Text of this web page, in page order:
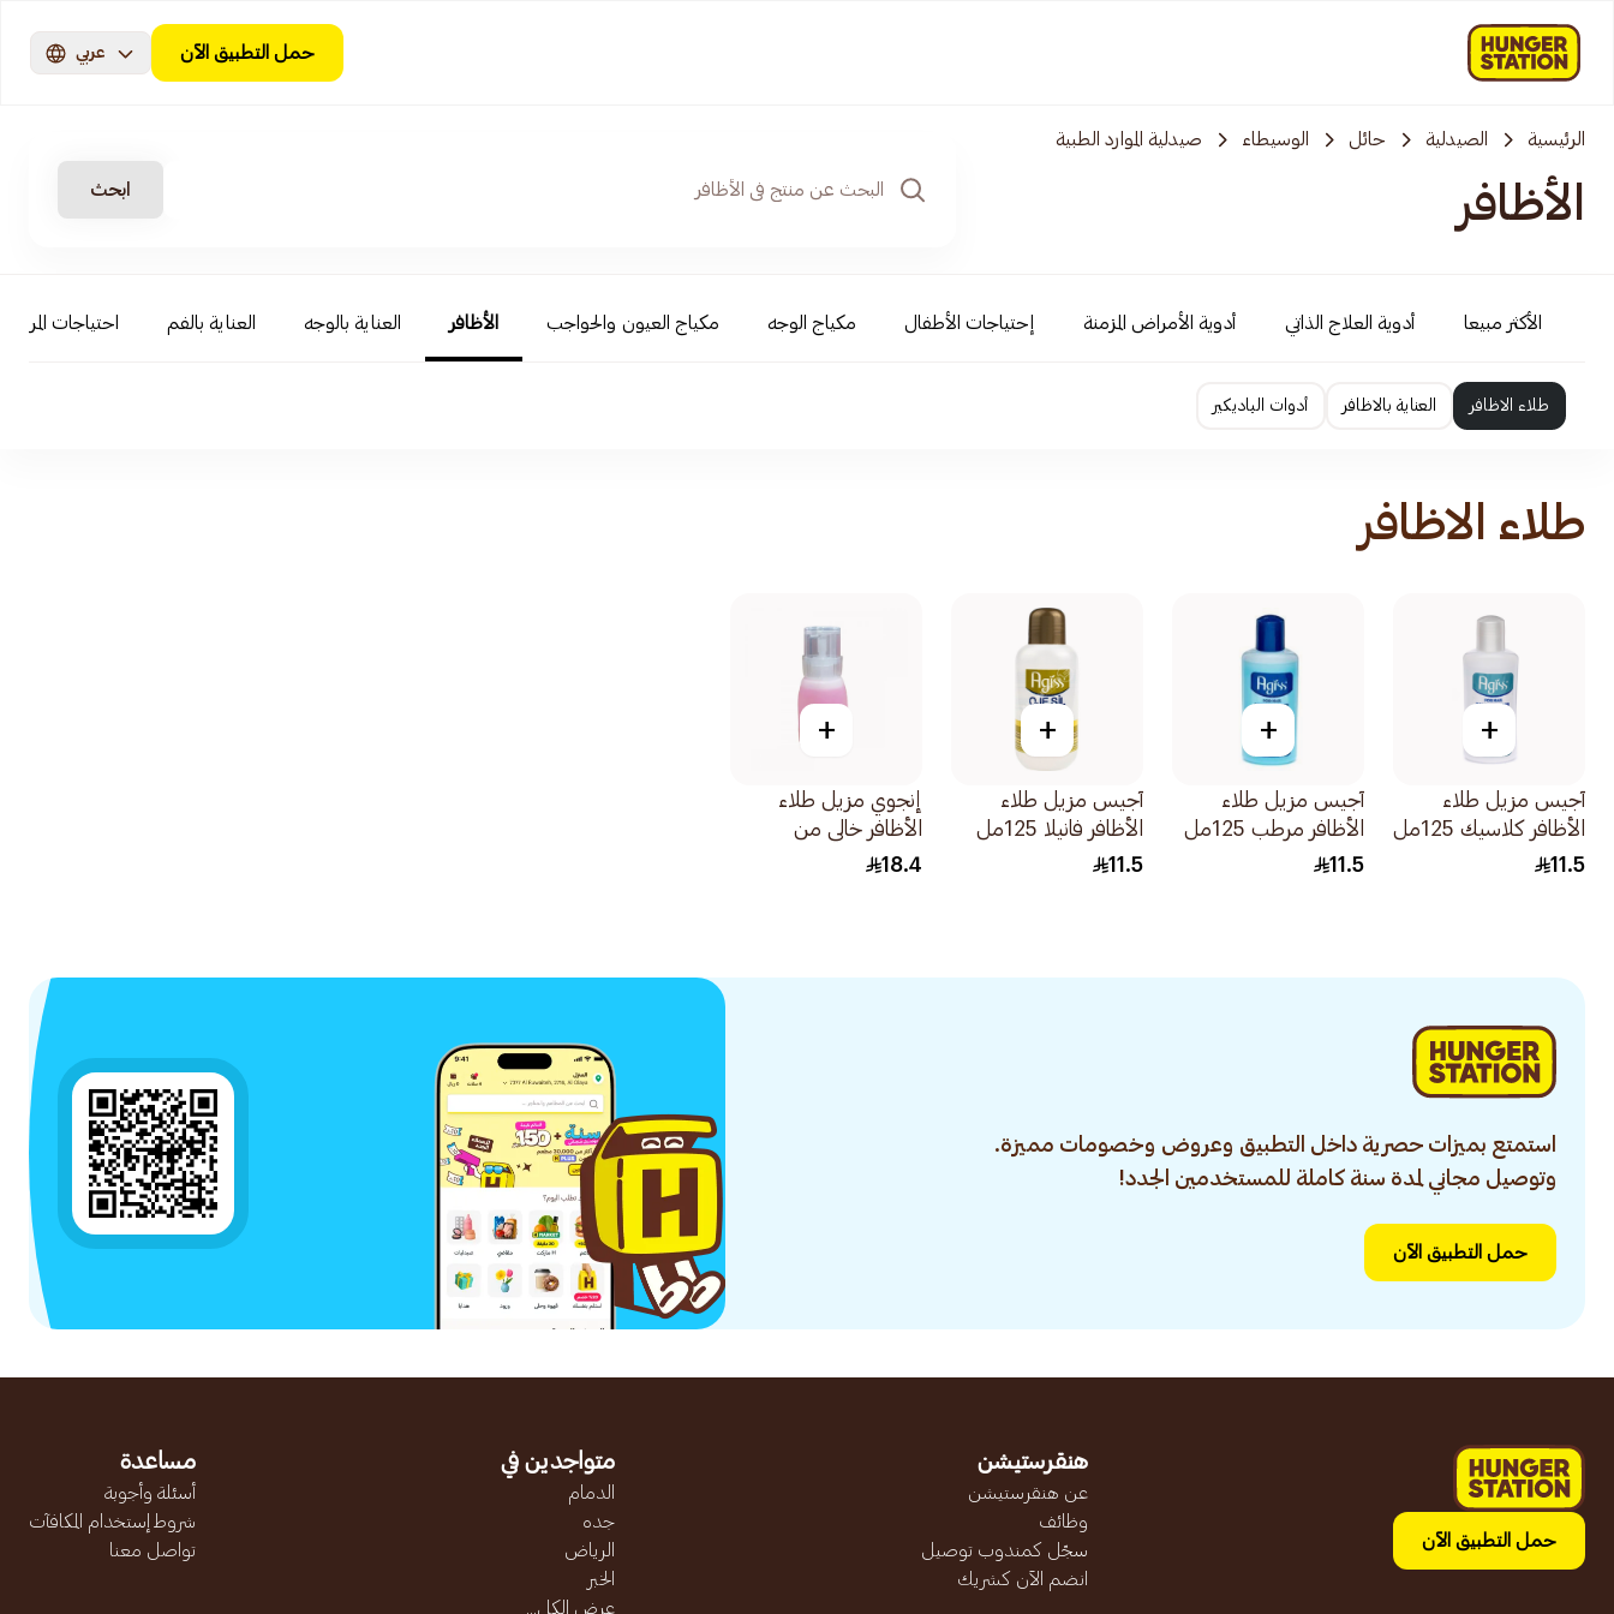
حمل التطبيق الآن عربي
الرئيسية الصيدلية حائل الوسيطاء صيدلية الموارد الطبية
الأظافر ابحث
الأكثر مبيعا أدوية العلاج الذاتي أدوية الأمراض المزمنة إحتياجات الأطفال مكياج الوجه مكياج العيون والحواجب الأظافر العناية بالوجه العناية بالفم احتياجات المرأة
طلاء الاظافر العناية بالاظافر أدوات الباديكير
طلاء الاظافر
+
آجيس مزيل طلاء
الأظافر كلاسيك 125مل
11.5
+
آجيس مزيل طلاء
الأظافر مرطب 125مل
11.5
+
آجيس مزيل طلاء
الأظافر فانيلا 125مل
11.5
+
إنجوي مزيل طلاء
الأظافر خالي من
الأسيتون 150مل
18.4
استمتع بميزات حصرية داخل التطبيق وعروض وخصومات مميزة.
وتوصيل مجاني لمدة سنة كاملة للمستخدمين الجدد!
حمل التطبيق الآن
حمل التطبيق الآن
هنقرستيشن
عن هنقرستيشن
وظائف
سجّل كمندوب توصيل
انضم الآن كشريك
متواجدين في
الدمام
جده
الرياض
الخبر
عرض الكل...
مساعدة
أسئلة وأجوبة
شروط إستخدام المكافآت
تواصل معنا